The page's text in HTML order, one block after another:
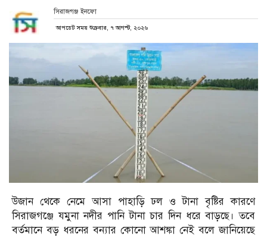
সিরাজগঞ্জ ইনফো
আপডেট সময় শুক্রবার, ৭ আগস্ট, ২০২৬
উজান থেকে নেমে আসা পাহাড়ি ঢল ও টানা বৃষ্টির কারণে
সিরাজগঞ্জে যমুনা নদীর পানি টানা চার দিন ধরে বাড়ছে। তবে
বর্তমানে বড় ধরনের বন্যার কোনো আশঙ্কা নেই বলে জানিয়েছে